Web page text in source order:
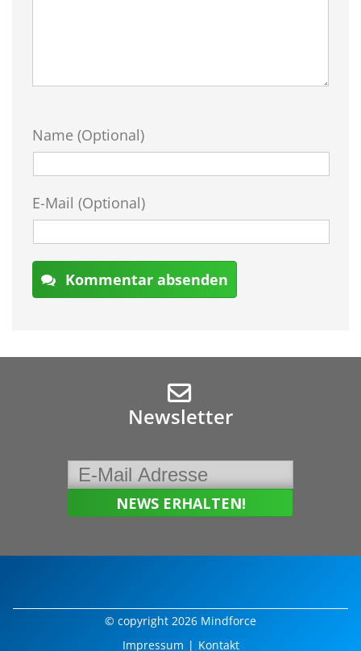
Name (Optional)
E-Mail (Optional)
Kommentar absenden
Newsletter
© copyright 2026 Mindforce
Impressum | Kontakt